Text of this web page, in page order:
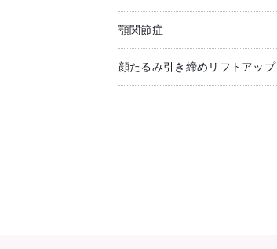
顎関節症
顔たるみ引き締めリフトアップ